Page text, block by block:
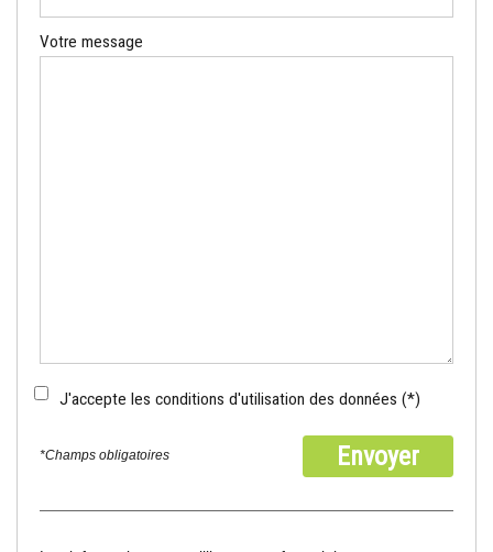
Votre message
J'accepte les conditions d'utilisation des données (*)
Envoyer
*Champs obligatoires